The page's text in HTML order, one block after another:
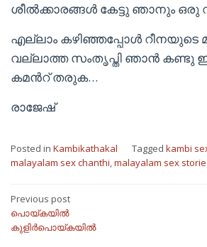
ശീൽക്കാരങ്ങൾ കേട്ടു ഞാനും ഒരു
എല്ലാം കഴിഞ്ഞപ്പോൾ
വല്ലാത്ത സംതൃപ്തി ഞാൻ കണ്ടു
കമൻറ് തരുക…
രാജേഷ്
Posted in Kambikathakal Tagged kambi
malayalam sex chanthi,malayalam sex
Post
navigation
Previous post
പൊയ്കയിൽ
കുളിർപൊയ്കയിൽ